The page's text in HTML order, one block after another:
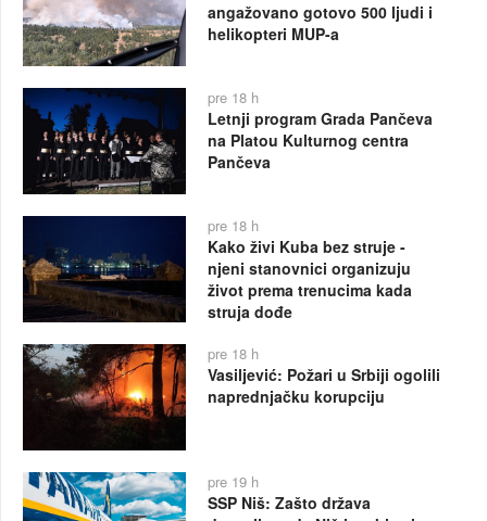
angažovano gotovo 500 ljudi i
helikopteri MUP-a
pre 18 h
Letnji program Grada Pančeva
na Platou Kulturnog centra
Pančeva
pre 18 h
Kako živi Kuba bez struje -
njeni stanovnici organizuju
život prema trenucima kada
struja dođe
pre 18 h
Vasiljević: Požari u Srbiji ogolili
naprednjačku korupciju
pre 19 h
SSP Niš: Zašto država